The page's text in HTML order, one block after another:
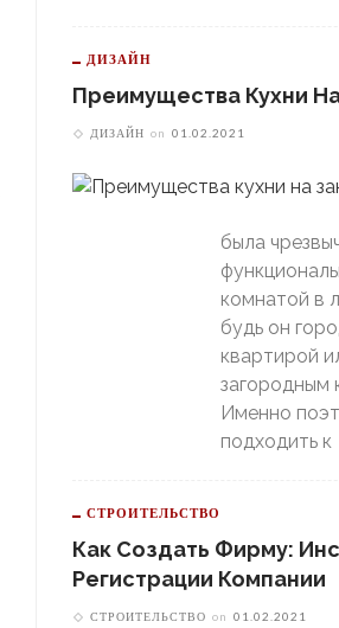
Плей-Офф, Даже Не Доиграв
Домашний Матч
ДИЗАЙН
Преимущества Кухни
ДИЗАЙН on 01.02.2021
была
комнатой в
будь он
квартирой
загородным
Именно
подходить к
СТРОИТЕЛЬСТВО
Как Создать Фирму:
Регистрации Компании
СТРОИТЕЛЬСТВО on 01.02.2021